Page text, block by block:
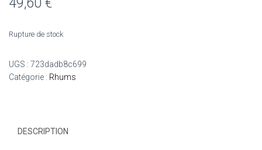
49,60 €
Rupture de stock
UGS : 723dadb8c699
Catégorie : Rhums
DESCRIPTION